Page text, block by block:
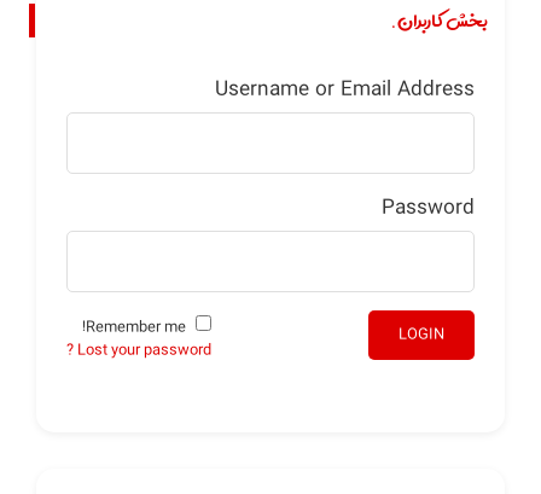
بخش کاربران.
Username or Email Address
Password
LOGIN
Lost your password ?